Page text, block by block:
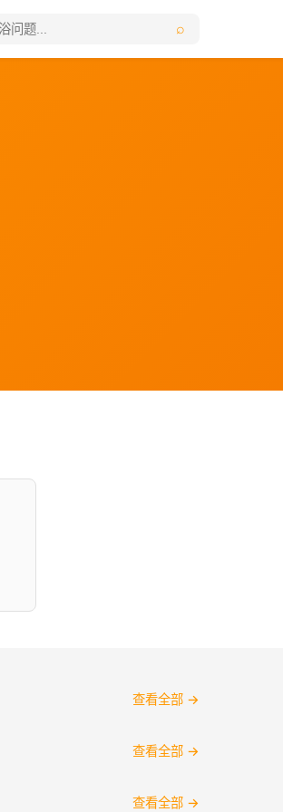
⌕
查看全部 →
查看全部 →
查看全部 →